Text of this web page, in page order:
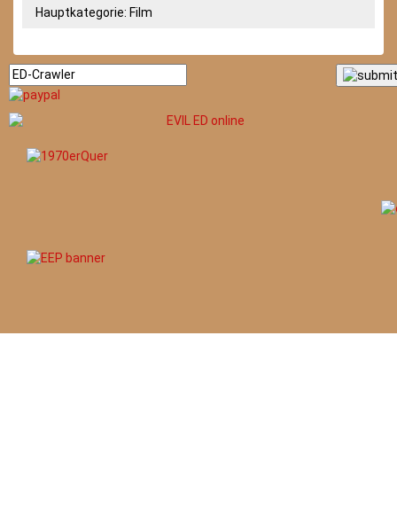
Hauptkategorie: Film